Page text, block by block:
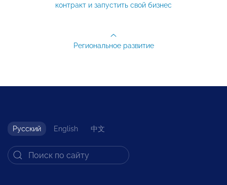
контракт и запустить свой бизнес
Региональное развитие
Русский English 中文